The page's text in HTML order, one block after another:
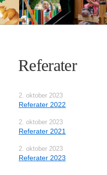
Referater
2. oktober 2023
Referater 2022
2. oktober 2023
Referater 2021
2. oktober 2023
Referater 2023